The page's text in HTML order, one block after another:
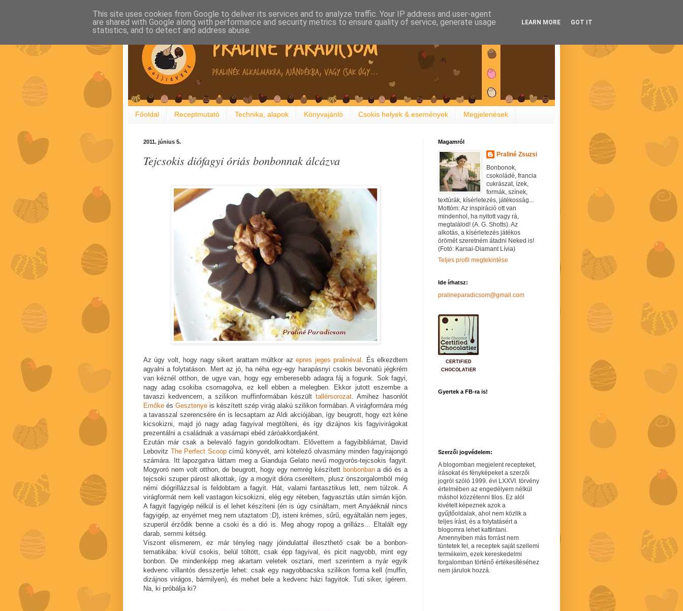
Főoldal Receptmutató Technika, alapok Könyvajánló Csokis helyek & események Megjelenések
2011. június 5.
Tejcsokis diófagyi óriás bonbonnak álcázva
Az úgy volt, hogy nagy sikert arattam múltkor azepres jeges pralinéval . És elkezdtem
agyalni a folytatáson. Mert az jó, ha néha egy-egy harapásnyi csokis bevonatú jégkrém
van kéznél otthon, de ugye van, hogy egy emberesebb adagra fáj a fogunk. Sok fagyi,
nagy adag csokiba csomagolva, ez kell ebben a melegben. Ekkor jutott eszembe a
tavaszi kedvencem, a szilikon muffinformában készült tallérsorozat. Amihez hasonlót
Emőke és Gesztenye is készített szép virág alakú szilikon formában. A virágformára még
a tavasszal szerencsére én is lecsaptam az Aldi akciójában, így beugrott, hogy ezt kéne
kicsokizni, majd jó nagy adag fagyival megtölteni, és így dizájnos kis fagyivirágokat
prezentálni a családnak a vasárnapi ebéd záróakkordjaként.
Ezután már csak a belevaló fagyin gondolkodtam. Elővettem a fagyibibliámat, David
Lebovitz The Perfect Scoopcímű könyvét, ami kötelező olvasmány minden fagyirajongó
számára. Itt lapozgatva láttam meg a Gianduja Gelato nevű mogyorós-tejcsokis fagyit.
Mogyoró nem volt otthon, de beugrott, hogy egy nemrég készített bonbonbana dió és a
tejcsoki szuper párost alkottak, így a mogyit dióra cseréltem, plusz önszorgalomból még
némi diógrillázzsal is feldobtam a fagyit. Hát, valami fantasztikus lett, nem túlzok. A
virágformát nem kell vastagon kicsokizni, elég egy réteben, fagyasztás után simán kijön.
A fagyit fagyigép nélkül is el lehet készíteni (én is úgy csináltam, mert Anyáéknál nincs
fagyigép, az enyémet meg nem utaztatom :D), isteni krémes, sűrű, egyáltalán nem jeges,
szuperül érződik benne a csoki és a dió is. Meg ahogy ropog a grillázs... Eltalált egy
darab, semmi kétség.
Viszont elismerem, ez már tényleg nagy jóindulattal illeszthető csak be a bonbon-
tematikába: kívül csokis, belül töltött, csak épp fagyival, és picit nagyobb, mint egy
bonbon. De mindenképp meg akartam veletek osztani, mert szerintem a nyár egyik
kedvenc villantós desszertje lehet: csak egy nagyobbacska szilikon forma kell (muffin,
dizájnos virágos, bármilyen), és mehet bele a kedvenc házi fagyitok. Tuti siker, ígérem.
Na, ki próbálja ki?
Magamról
Praliné Zsuzsi
Bonbonok,
csokoládé, francia
cukrászat, ízek,
formák, színek,
textúrák, kísérletezés, játékosság...
Mottóm: Az inspiráció ott van
mindenhol, ha nyitott vagy rá,
megtalálod! (A. G. Shotts). Az
alkotás, a kísérletezés játékos
örömét szeretném átadni Neked is!
(Fotó: Karsai-Diamant Lívia)
Teljes profil megtekintése
Ide írhatsz:
pralineparadicsom@gmail.com
CERTIFIED
CHOCOLATIER
Gyertek a FB-ra is!
Szerzői jogvédelem:
A blogomban megjelent recepteket,
írásokat és fényképeket a szerzői
jogról szóló 1999. évi LXXVI. törvény
értelmében az engedélyem nélkül
máshol közzétenni tilos. Ez alól
kivételt képeznek azok a
gyűjtőoldalak, ahol nem közlik a
teljes írást, és a folytatásért a
blogomra lehet kattintani.
Amennyiben más forrást nem
tüntetek fel, a receptek saját szellemi
termékeim, ezek kereskedelmi
forgalomban történő értékesítéséhez
nem járulok hozzá.
This site uses cookies from Google to deliver its services and to analyze traffic. Your IP address and user-agent
are shared with Google along with performance and security metrics to ensure quality of service, generate usage
statistics, and to detect and address abuse.
LEARN MORE GOT IT